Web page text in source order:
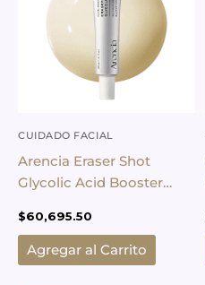
CUIDADO FACIAL
Arencia Eraser Shot
Glycolic Acid Booster
$60,695.50
Agregar al Carrito